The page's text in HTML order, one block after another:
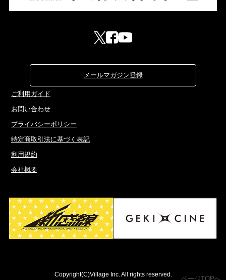
メールマガジン登録
ご利用ガイド
お問い合わせ
プライバシーポリシー
特定商取引法に基づく表記
利用規約
会社概要
Copyright(C)Village Inc. All rights reserved.